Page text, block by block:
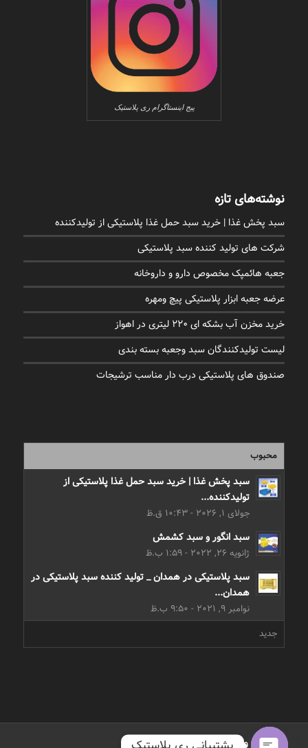
پیج اینستاگرام ری پلاستیک
نوشته‌های تازه
سبد پخش غذا | خرید سبد حمل غذا پلاستیکی از تولیدکننده
شرکت های تولید کننده سبد پلاستیکی
جعبه هائمپک مخصوص دارو و داروخانه
عرضه جعبه ابزار پلاستیکی پیچ ومهره
خرید مخزن آب بشکه ای 220 لیتری در اهواز
لیست تولیدکنندگان سبد وجعبه بسته بندی
صندوق های پلاستیکی درب دار مناسب ترشیجات
محبوب
سبد پخش غذا | خرید سبد حمل غذا پلاستیکی از
تولیدکننده...
جولای 1, 2026 - 10:43 ق.ظ
سبد انگور و سبد کشمش
ژانویه 26, 2022 - 1:59 ب.ظ
سبد پلاستیکی در همدان _ تولید کننده سبد پلاستیکی در
همدان...
نوامبر 9, 2021 - 9:50 ب.ظ
جدید
طـراحی و اجــرا: نوران وب